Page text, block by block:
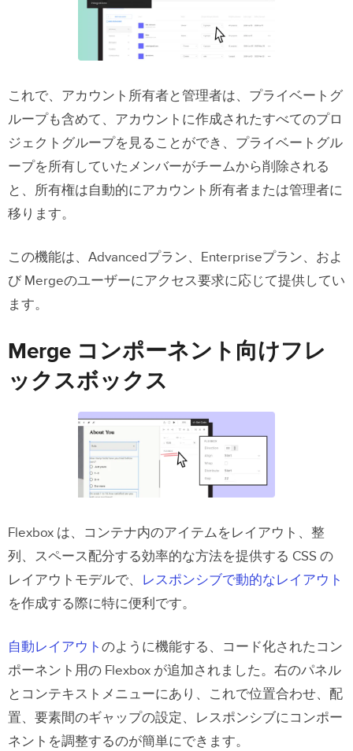
これで、アカウント所有者と管理者は、プライベートグ
ループも含めて、アカウントに作成されたすべてのプロ
ジェクトグループを見ることができ、プライベートグル
ープを所有していたメンバーがチームから削除される
と、所有権は自動的にアカウント所有者または管理者に
移ります。
この機能は、Advancedプラン、Enterpriseプラン、およ
び Mergeのユーザーにアクセス要求に応じて提供してい
ます。
Merge コンポーネント向けフレ
ックスボックス
Flexbox は、コンテナ内のアイテムをレイアウト、整
列、スペース配分する効率的な方法を提供する CSS の
レイアウトモデルで、 レスポンシブで動的なレイアウト
を作成する際に特に便利です。
自動レイアウト のように機能する、コード化されたコン
ポーネント用の Flexbox が追加されました。右のパネル
とコンテキストメニューにあり、これで位置合わせ、配
置、要素間のギャップの設定、レスポンシブにコンポー
ネントを調整するのが簡単にできます。